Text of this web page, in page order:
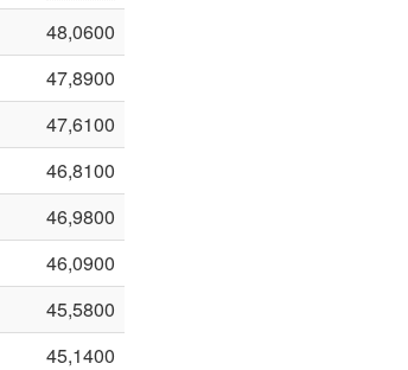
48,0600
47,8900
47,6100
46,8100
46,9800
46,0900
45,5800
45,1400